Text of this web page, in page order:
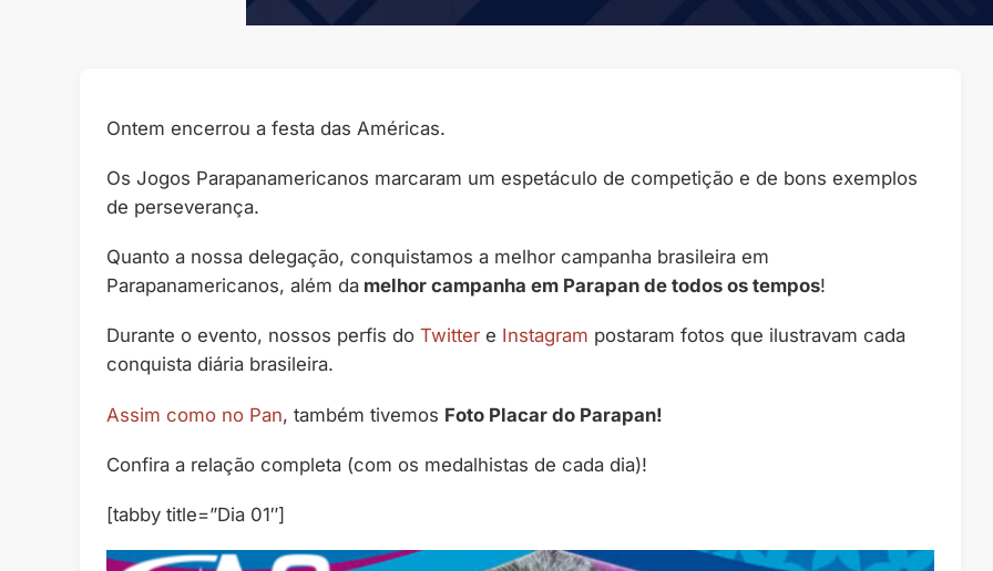
Ontem encerrou a festa das Américas.
Os Jogos Parapanamericanos marcaram um espetáculo de competição e de bons exemplos
de perseverança.
Quanto a nossa delegação, conquistamos a melhor campanha brasileira em
Parapanamericanos, além da melhor campanha em Parapan de todos os tempos!
Durante o evento, nossos perfis do Twitter e Instagram postaram fotos que ilustravam cada
conquista diária brasileira.
Assim como no Pan, também tivemos Foto Placar do Parapan!
Confira a relação completa (com os medalhistas de cada dia)!
[tabby title=”Dia 01″]